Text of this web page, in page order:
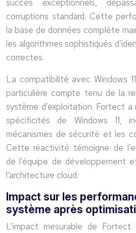
succès exceptionnels,
corruptions standard. Cette
la base de données complète
les algorithmes sophistiqués
correctes.
La compatibilité avec Windows
particulière compte tenu de la
système d’exploitation. Fortect
spécificités de Windows 11,
mécanismes de sécurité et les
Cette réactivité témoigne de
de l’équipe de développement
l’architecture cloud.
Impact sur les
système après
L’impact mesurable de